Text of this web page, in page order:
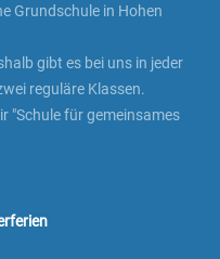
Grundschule in Hohen
gibt es bei uns in jeder
reguläre Klassen.
"Schule für gemeinsames